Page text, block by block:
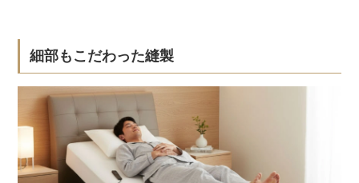
細部もこだわった縫製